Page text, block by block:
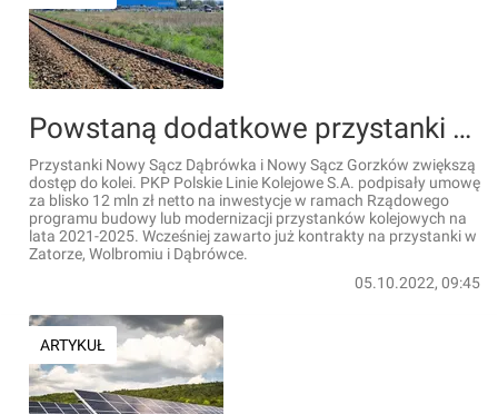
Powstaną dodatkowe przystanki kolejowe w Nowym Sączu
Przystanki Nowy Sącz Dąbrówka i Nowy Sącz Gorzków zwiększą
dostęp do kolei. PKP Polskie Linie Kolejowe S.A. podpisały umowę
za blisko 12 mln zł netto na inwestycje w ramach Rządowego
programu budowy lub modernizacji przystanków kolejowych na
lata 2021-2025. Wcześniej zawarto już kontrakty na przystanki w
Zatorze, Wolbromiu i Dąbrówce.
05.10.2022, 09:45
ARTYKUŁ